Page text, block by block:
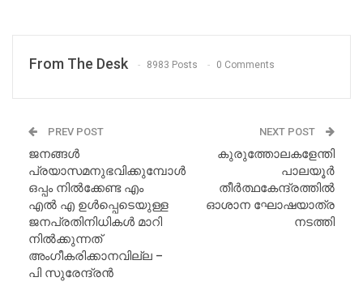
From The Desk 8983 Posts 0 Comments
PREV POST
ജനങ്ങൾ
പ്രയാസമനുഭവിക്കുമ്പോൾ
ഒപ്പം നിൽക്കേണ്ട എം
എൽ എ ഉൾപ്പെടെയുള്ള
ജനപ്രതിനിധികൾ മാറി
നിൽക്കുന്നത്
അംഗീകരിക്കാനവില്ല –
പി സുരേന്ദ്രൻ
NEXT POST
കുരുത്തോലകളേന്തി
പാലയൂർ
തീർത്ഥകേന്ദ്രത്തിൽ
ഓശാന ഘോഷയാത്ര
നടത്തി